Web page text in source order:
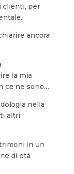
clienti, per
ancora
la mia
ce ne sono…
nella
altri
in un
di età